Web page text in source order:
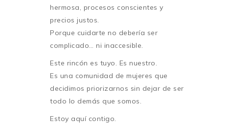
hermosa, procesos conscientes y
precios justos.
Porque cuidarte no debería ser
complicado… ni inaccesible.
Este rincón es tuyo. Es nuestro.
Es una comunidad de mujeres que
decidimos priorizarnos sin dejar de ser
todo lo demás que somos.
Estoy aquí contigo.